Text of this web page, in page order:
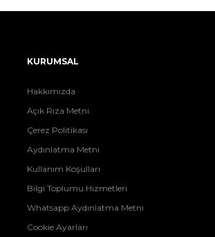
KURUMSAL
Hakkımızda
Açık Rıza Metni
Çerez Politikası
Aydınlatma Metni
Kullanım Koşulları
Bilgi Toplumu Hizmetleri
Whatsapp Aydınlatma Metni
Cookie Ayarları